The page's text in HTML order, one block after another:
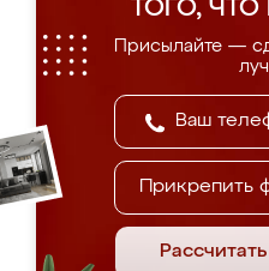
ТОГО,
Присылайте —
Прикрепить